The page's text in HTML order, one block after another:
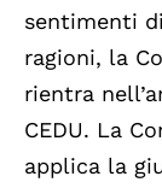
sentimenti
ragioni, la
rientra
CEDU. La
applica la